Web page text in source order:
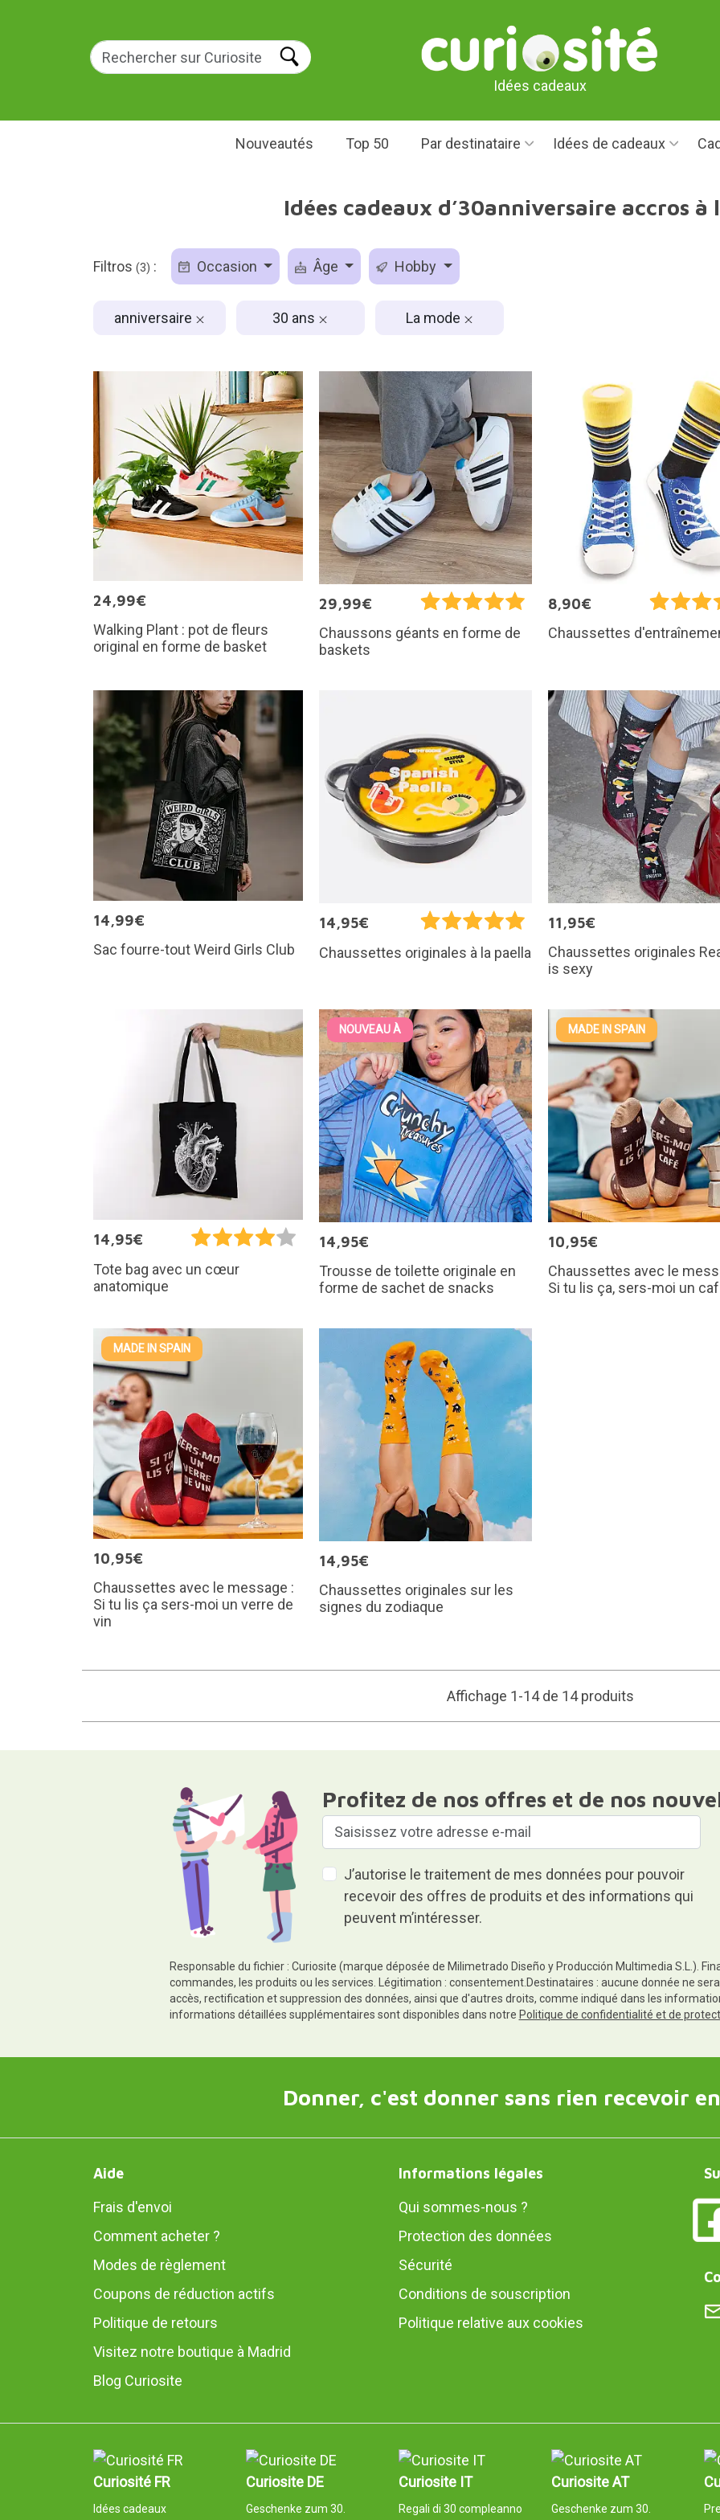
Idées cadeaux
Nouveautés Top 50 Par destinataire Idées de cadeaux
Idées cadeaux d’30anniversaire accros à
Filtros (3) : Occasion Âge Hobby
anniversaire 30 ans La mode
24,99€
Walking Plant : pot de fleurs
original en forme de basket
29,99€
Chaussons géants en forme de
baskets
8,90€
Chaussettes
14,99€
Sac fourre-tout Weird Girls Club
14,95€
Chaussettes originales à la paella
11,95€
Chaussettes originales
is sexy
14,95€
Tote bag avec un cœur
anatomique
NOUVEAU À
14,95€
Trousse de toilette originale en
forme de sachet de snacks
MADE IN SPAIN
10,95€
Chaussettes avec le
Si tu lis ça, sers-moi un
MADE IN SPAIN
10,95€
Chaussettes avec le message :
Si tu lis ça sers-moi un verre de
vin
14,95€
Chaussettes originales sur les
signes du zodiaque
Affichage 1-14 de 14 produits
Profitez de nos offres et de nos
J’autorise le traitement de mes données pour pouvoir
recevoir des offres de produits et des informations qui
peuvent m’intéresser.
Responsable du fichier : Curiosite (marque déposée de Milimetrado Diseño y Producción Multimedia S.L.).
commandes, les produits ou les services. Légitimation : consentement.Destinataires : aucune donnée ne
accès, rectification et suppression des données, ainsi que d'autres droits, comme indiqué dans les
informations détaillées supplémentaires sont disponibles dans notre Politique de confidentialité et de
Donner, c'est donner sans rien recevoir
Aide
Frais d'envoi
Comment acheter ?
Modes de règlement
Coupons de réduction actifs
Politique de retours
Visitez notre boutique à Madrid
Blog Curiosite
Informations légales
Qui sommes-nous ?
Protection des données
Sécurité
Conditions de souscription
Politique relative aux cookies
Curiosité FR
Idées cadeaux
Curiosite DE
Geschenke zum 30.
Curiosite IT
Regali di 30 compleanno
Curiosite AT
Geschenke zum 30.